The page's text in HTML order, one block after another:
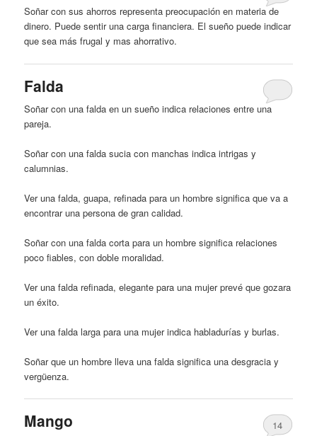
Soñar con sus ahorros representa preocupación en materia de
dinero. Puede sentir unacarga financiera. El sueño puede indicar
que sea más frugal y mas ahorrativo.
Falda
Soñar con una falda en un sueño indica relaciones entre una
pareja.
Soñar con una falda sucia con manchas indica intrigas y
calumnias.
Ver una falda, guapa, refinada para un hombre significa que va a
encontrar una persona de gran calidad.
Soñar con una falda corta para un hombre significa relaciones
poco fiables, con doble moralidad.
Ver una falda refinada, elegante para una mujer prevé que gozara
un éxito.
Ver una falda larga para una mujer indica habladurías y burlas.
Soñar que un hombre lleva una falda significa una desgracia y
vergüenza.
Mango
14